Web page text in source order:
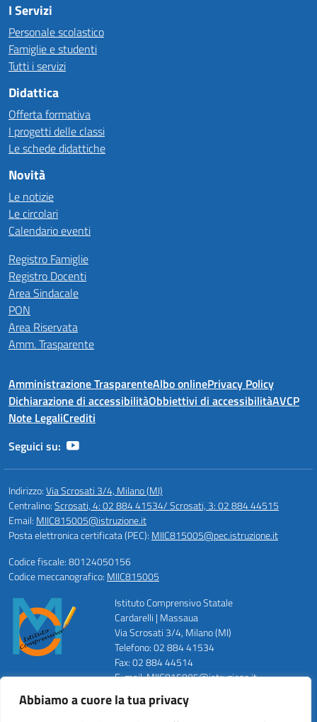
Abbiamo a cuore la tua privacy
I Servizi
Personale scolastico
Famiglie e studenti
Tutti i servizi
Didattica
Offerta formativa
I progetti delle classi
Le schede didattiche
Novità
Le notizie
Le circolari
Calendario eventi
Registro Famiglie
Registro Docenti
Area Sindacale
PON
Area Riservata
Amm. Trasparente
Amministrazione TrasparenteAlbo onlinePrivacy Policy
Dichiarazione di accessibilitàObbiettivi di accessibilitàAVCP
Note LegaliCrediti
Seguici su:
Indirizzo:Via Scrosati 3/4, Milano (MI)
Centralino:Scrosati, 4: 02 884 41534/ Scrosati, 3: 02 884 44515
Email: MIIC815005@istruzione.it
Posta elettronica certificata (PEC): MIIC815005@pec.istruzione.it
Codice fiscale: 80124050156
Codice meccanografico: MIIC815005
Istituto Comprensivo Statale
Cardarelli | Massaua
Via Scrosati 3/4, Milano (MI)
Telefono: 02 884 41534
Fax: 02 884 44514
E-mail: MIIC815005@istruzione.it
PEC: MIIC815005@pec.istruzione.it
Codice Meccanografico: MIIC815005